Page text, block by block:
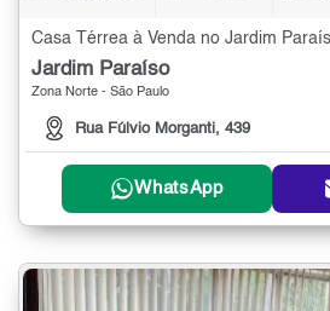
Jardim Paraíso
Zona Norte - São Paulo
Rua Fúlvio Morganti, 439
WhatsApp